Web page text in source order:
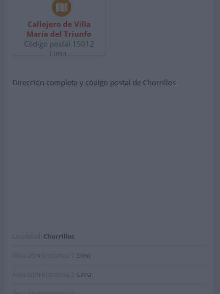
Callejero de Villa
María del Triunfo
Código postal 15012
Lima.
Dirección completa y código postal de Chorrillos
Chorrillos
Lima
Lima